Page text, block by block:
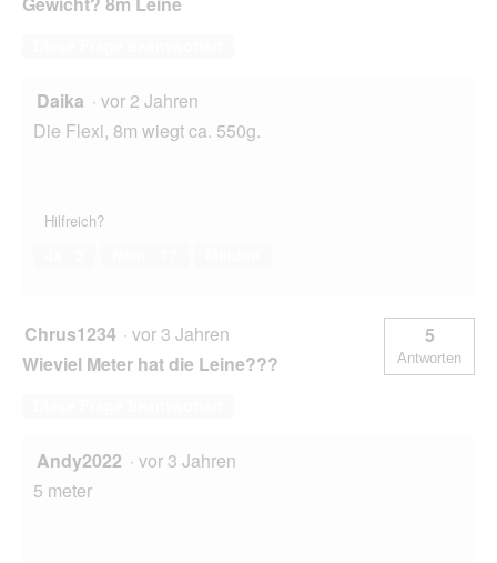
Daika · vor 2 Jahren
Die Flexi, 8m wiegt ca. 550g.
Hilfreich?
Chrus1234 · vor 3 Jahren
Wieviel Meter hat die Leine???
5
Antworten
Andy2022 · vor 3 Jahren
5 meter